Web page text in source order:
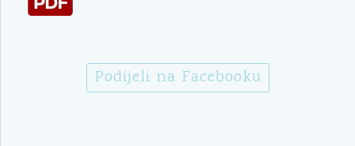
Podijeli na Facebooku